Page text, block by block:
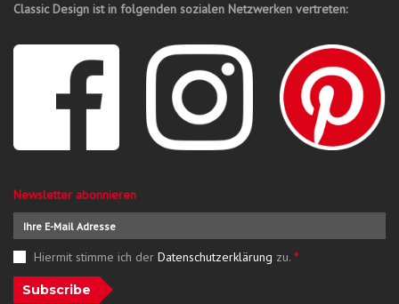
Classic Design ist in folgenden sozialen Netzwerken vertreten:
Newsletter abonnieren
Hiermit stimme ich der Datenschutzerklärung zu. *
Subscribe